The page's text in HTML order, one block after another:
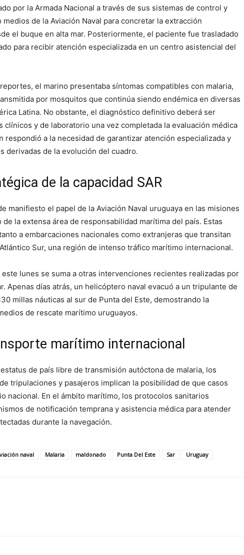
por la Armada Nacional a través de sus sistemas de control y
de la Aviación Naval para concretar la extracción
el buque en alta mar. Posteriormente, el paciente fue trasladado
para recibir atención especializada en un centro asistencial del
el marino presentaba síntomas compatibles con malaria,
por mosquitos que continúa siendo endémica en diversas
Latina. No obstante, el diagnóstico definitivo deberá ser
y de laboratorio una vez completada la evaluación médica
respondió a la necesidad de garantizar atención especializada y
derivadas de la evolución del cuadro.
de la capacidad SAR
manifiesto el papel de la Aviación Naval uruguaya en las misiones
la extensa área de responsabilidad marítima del país. Estas
a embarcaciones nacionales como extranjeras que transitan
Sur, una región de intenso tráfico marítimo internacional.
este lunes se suma a otras intervenciones recientes realizadas por
Apenas días atrás, un helicóptero naval evacuó a un tripulante de
millas náuticas al sur de Punta del Este, demostrando la
de rescate marítimo uruguayos.
marítimo internacional
de país libre de transmisión autóctona de malaria, los
tripulaciones y pasajeros implican la posibilidad de que casos
nacional. En el ámbito marítimo, los protocolos sanitarios
de notificación temprana y asistencia médica para atender
durante la navegación.
naval Malaria maldonado Punta Del Este Sar Uruguay